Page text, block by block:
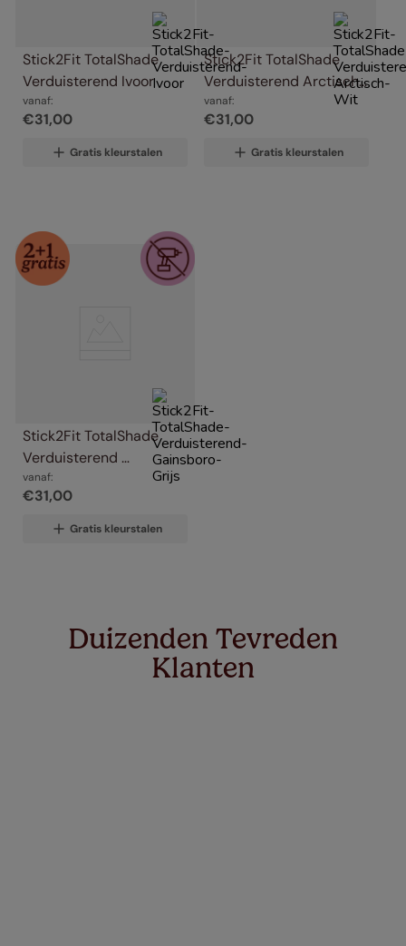
Stick2Fit TotalShade
Verduisterend Ivoor
vanaf:
€31,00
Gratis kleurstalen
Stick2Fit TotalShade
Verduisterend Arctisch
Wit
vanaf:
€31,00
Gratis kleurstalen
Stick2Fit TotalShade
Verduisterend
Gainsboro Grijs
vanaf:
€31,00
Gratis kleurstalen
Duizenden Tevreden
Klanten